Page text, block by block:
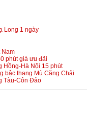
Long 1 ngày
Nam
phút giá ưu đãi
Hồng-Hà Nội 15 phút
bậc thang Mù Căng Chải
Tàu-Côn Đảo